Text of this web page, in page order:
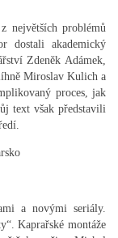
největších problémů
dostali akademický
Zdeněk Adámek,
Miroslav Kulich a
proces, jak
text však představili
a novými seriály.
Kaprařské montáže